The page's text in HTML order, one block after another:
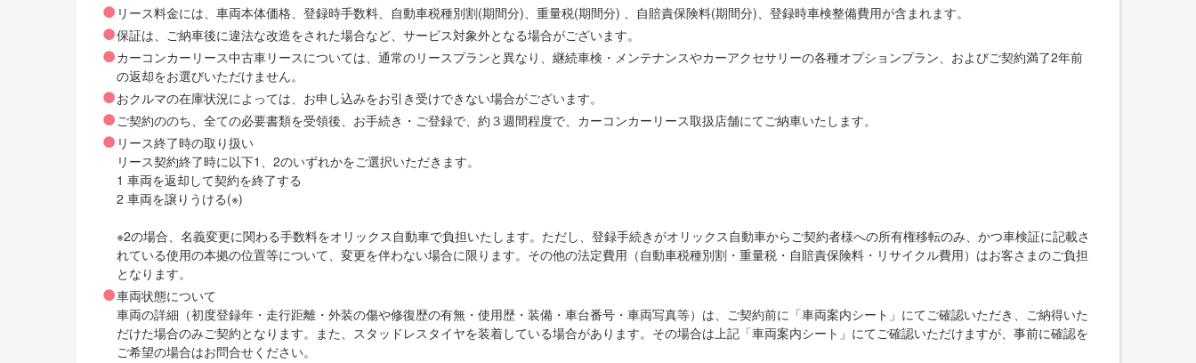
リース料金には、車両本体価格、登録時手数料、自動車税種別割(期間分)、重量税(期間分) 、自賠責保険料(期間分)、登録時車検整備費用が含まれます。
保証は、ご納車後に違法な改造をされた場合など、サービス対象外となる場合がございます。
カーコンカーリース中古車リースについては、通常のリースプランと異なり、継続車検・メンテナンスやカーアクセサリーの各種オプションプラン、およびご契約満了2年前
の返却をお選びいただけません。
おクルマの在庫状況によっては、お申し込みをお引き受けできない場合がございます。
ご契約ののち、全ての必要書類を受領後、お手続き・ご登録で、約３週間程度で、カーコンカーリース取扱店舗にてご納車いたします。
リース終了時の取り扱い
リース契約終了時に以下1、2のいずれかをご選択いただきます。
1 車両を返却して契約を終了する
2 車両を譲りうける(※)
※2の場合、名義変更に関わる手数料をオリックス自動車で負担いたします。ただし、登録手続きがオリックス自動車からご契約者様への所有権移転のみ、かつ車検証に記載さ
れている使用の本拠の位置等について、変更を伴わない場合に限ります。その他の法定費用（自動車税種別割・重量税・自賠責保険料・リサイクル費用）はお客さまのご負担
となります。
車両状態について
車両の詳細（初度登録年・走行距離・外装の傷や修復歴の有無・使用歴・装備・車台番号・車両写真等）は、ご契約前に「車両案内シート」にてご確認いただき、ご納得いた
だけた場合のみご契約となります。また、スタッドレスタイヤを装着している場合があります。その場合は上記「車両案内シート」にてご確認いただけますが、事前に確認を
ご希望の場合はお問合せください。